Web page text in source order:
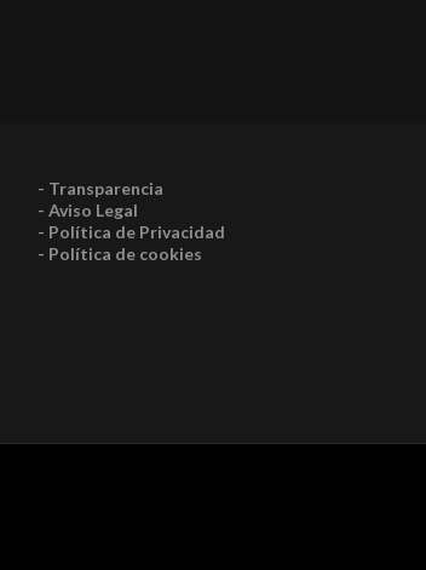
- Transparencia
- Aviso Legal
- Política de Privacidad
- Política de cookies